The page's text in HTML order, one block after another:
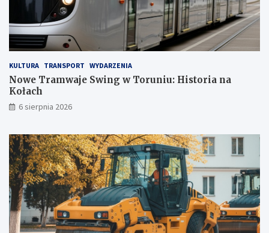
D
o
m
u
E
s
k
e
w
ł
a
c
h
KULTURA TRANSPORT WYDARZENIA
Nowe Tramwaje Swing w Toruniu: Historia na
Kołach
6 sierpnia 2026